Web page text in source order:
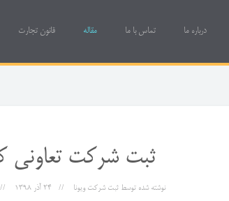
درباره ما تماس با ما مقاله قانون تجارت
ثبت شركت تعاونی
نوشته شده توسطثبت شرکت ویونا 24 آذر 1398